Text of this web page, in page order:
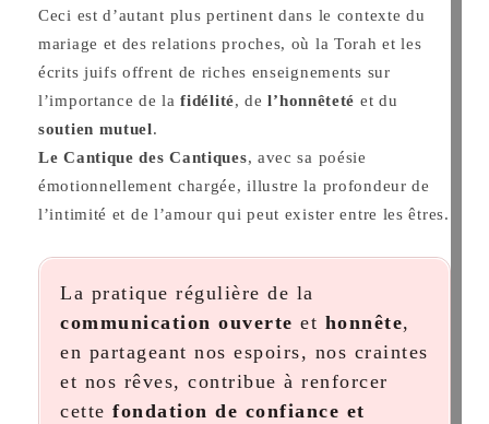
Ceci est d’autant plus pertinent dans le contexte du
mariage et des relations proches, où la Torah et les
écrits juifs offrent de riches enseignements sur
l’importance de lafidélité, del’honnêteté et du
soutien mutuel.
Le Cantique des Cantiques, avec sa poésie
émotionnellement chargée, illustre la profondeur de
l’intimité et de l’amour qui peut exister entre les êtres.
La pratique régulière de la
communication ouverte et honnête,
en partageant nos espoirs, nos craintes
et nos rêves, contribue à renforcer
cette fondation de confiance et